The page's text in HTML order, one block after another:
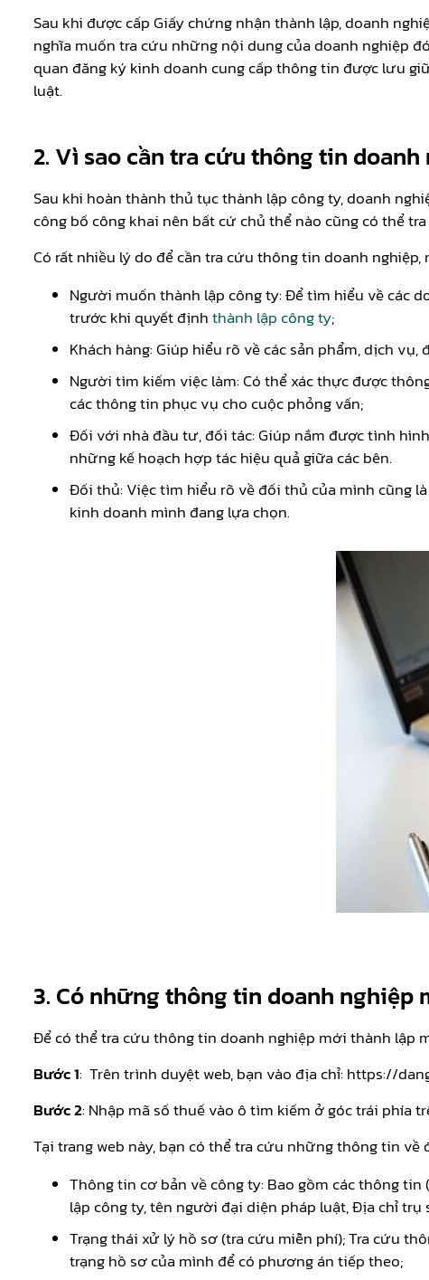
Sau khi được cấp Giấy chứng nhận thành lập, doanh
nghĩa muốn tra cứu những nội dung của doanh nghiệp
quan đăng ký kinh doanh cung cấp thông tin được lưu
luật.
2. Vì sao cần tra cứu thông tin
Sau khi hoàn thành thủ tục thành lập công ty, doanh
công bố công khai nên bất cứ chủ thể nào cũng có thể
Có rất nhiều lý do để cần tra cứu thông tin doanh nghiệp,
Người muốn thành lập công ty: Để tìm hiểu về các
trước khi quyết địnhthành lập công ty;
Khách hàng: Giúp hiểu rõ về các sản phẩm, dịch
Người tìm kiếm việc làm: Có thể xác thực được
các thông tin phục vụ cho cuộc phỏng vấn;
Đối với nhà đầu tư, đối tác: Giúp nắm được tình
những kế hoạch hợp tác hiệu quả giữa các bên.
Đối thủ: Việc tìm hiểu rõ về đối thủ của mình cũng
kinh doanh mình đang lựa chọn.
3. Có những thông tin doanh nghiệp
Để có thể tra cứu thông tin doanh nghiệp mới thành lập
Bước 1: Trên trình duyệt web, bạn vào địa chỉ: https://
Bước 2: Nhập mã số thuế vào ô tìm kiếm ở góc trái phía
Tại trang web này, bạn có thể tra cứu những thông tin về
Thông tin cơ bản về công ty: Bao gồm các thông
lập công ty, tên người đại diện pháp luật, Địa chỉ trụ
Trạng thái xử lý hồ sơ (tra cứu miễn phí); Tra cứu
trạng hồ sơ của mình để có phương án tiếp theo;